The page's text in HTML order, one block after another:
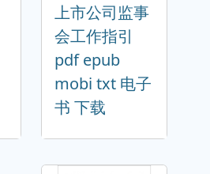
上市公司监事
会工作指引
pdf epub
mobi txt 电子
书 下载